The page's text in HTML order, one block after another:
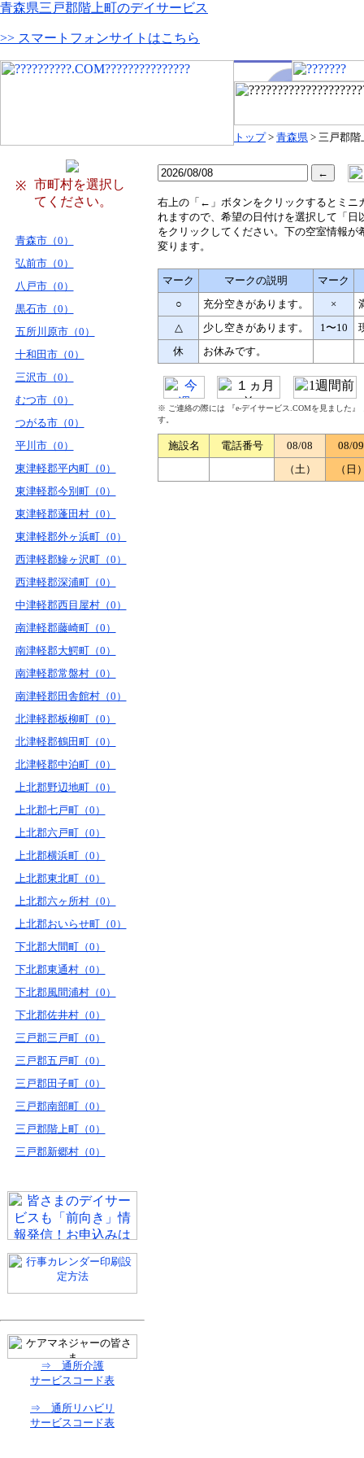
青森県三戸郡階上町のデイサービス
>> スマートフォンサイトはこちら
トップ> 青森県 > 三戸郡階
※
市町村を選択し
てください。
青森市（0）
弘前市（0）
八戸市（0）
黒石市（0）
五所川原市（0）
十和田市（0）
三沢市（0）
むつ市（0）
つがる市（0）
平川市（0）
東津軽郡平内町（0）
東津軽郡今別町（0）
東津軽郡蓬田村（0）
東津軽郡外ヶ浜町（0）
西津軽郡鰺ヶ沢町（0）
西津軽郡深浦町（0）
中津軽郡西目屋村（0）
南津軽郡藤崎町（0）
南津軽郡大鰐町（0）
南津軽郡常盤村（0）
南津軽郡田舎館村（0）
北津軽郡板柳町（0）
北津軽郡鶴田町（0）
北津軽郡中泊町（0）
上北郡野辺地町（0）
上北郡七戸町（0）
上北郡六戸町（0）
上北郡横浜町（0）
上北郡東北町（0）
上北郡六ヶ所村（0）
上北郡おいらせ町（0）
下北郡大間町（0）
下北郡東通村（0）
下北郡風間浦村（0）
下北郡佐井村（0）
三戸郡三戸町（0）
三戸郡五戸町（0）
三戸郡田子町（0）
三戸郡南部町（0）
三戸郡階上町（0）
三戸郡新郷村（0）
⇒ 通所介護
サービスコード表
⇒ 通所リハビリ
サービスコード表
右上の「←」ボタンをクリックするとミニ
れますので、希望の日付けを選択して「日
をクリックしてください。下の空室情報が
変ります。
マーク マークの説明
マーク
○
充分空きがあります。 ×
△
少し空きがあります。 1〜10
休
お休みです。
※ ご連絡の際には 『e-デイサービス.COMを見ました
す。
施設名 電話番号 08/08
08/09
（土）
（日